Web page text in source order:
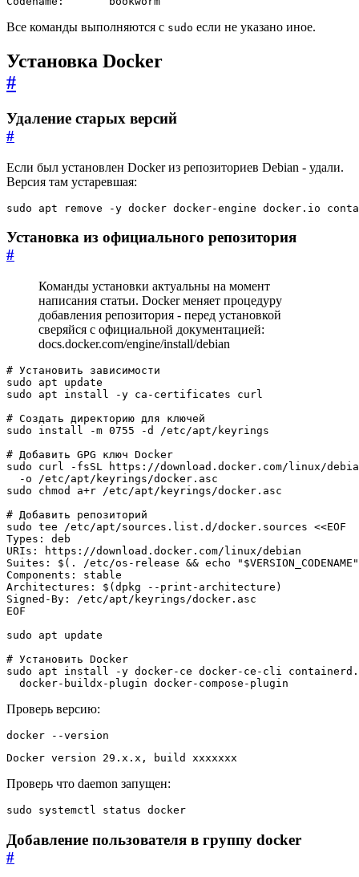
Все команды выполняются с sudo если не указано иное.
Установка Docker
#
Удаление старых версий
#
Если был установлен Docker из репозиториев Debian - удали.
Версия там устаревшая:
sudo apt remove -y docker docker-engine docker.io
Установка из официального репозитория
#
Команды установки актуальны на момент
написания статьи. Docker меняет процедуру
добавления репозитория - перед установкой
сверяйся с официальной документацией:
docs.docker.com/engine/install/debian
# Установить зависимости
# Создать директорию для ключей
sudo install -m 0755
# Добавить GPG ключ Docker
sudo curl -fsSL https://download.docker.com/linux/
# Добавить репозиторий
sudo tee /etc/apt/sources.list.d/docker.sources
EOF
# Установить Docker
sudo apt install -y docker-ce docker-ce-cli
  docker-buildx-plugin docker-compose-plugin
Проверь версию:
docker --version
Docker version 29.x.x, build xxxxxxx
Проверь что daemon запущен:
sudo systemctl status docker
Добавление пользователя в группу docker
#